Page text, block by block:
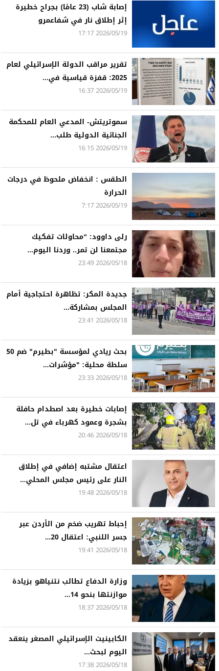
إصابة شاب (23 عامًا) بجراح خطيرة
إثر إطلاق نار في شفاعمرو
2026/05/19 17:17
تقرير مراقب الدولة الإسرائيلي لعام
2025: قفزة قياسية في...
2026/05/19 16:37
سموتريتش- المدعي العام للمحكمة
الجنائية الدولية طلب...
2026/05/19 16:15
الطقس : انخفاض ملحوظ في درجات
الحرارة
2026/05/19 7:17
رلى داوود: “محاولات تفكيك
مجتمعنا لن تمر.. وردنا اليوم...
2026/05/18 23:49
جديدة المكر: تظاهرة احتجاجية أمام
المجلس بمشاركة...
2026/05/18 23:41
بحث ريادي لمؤسسة "بطيرم" ضم 50
سلطة محلية: "مؤشرات...
2026/05/18 23:33
إصابات خطيرة بعد اصطدام حافلة
بشجرة وعمود كهرباء في تل...
2026/05/18 20:46
اعتقال مشتبه إضافي في إطلاق
النار على رئيس مجلس المحلي...
2026/05/18 19:48
إحباط تهريب ضخم من الأردن عبر
جسر اللنبي: اعتقال 20...
2026/05/18 19:41
وزارة الدفاع تطالب نتنياهو بزيادة
موازنتها بنحو 14...
2026/05/18 18:37
الكابينيت الإسرائيلي المصغر ينعقد
اليوم لبحث...
2026/05/18 17:38